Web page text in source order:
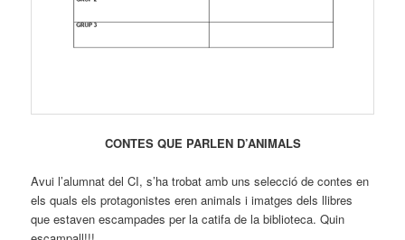
CONTES QUE PARLEN D’ANIMALS
Avui l’alumnat del CI, s’ha trobat amb uns selecció de contes en
els quals els protagonistes eren animals i imatges dels llibres
que estaven escampades per la catifa de la biblioteca. Quin